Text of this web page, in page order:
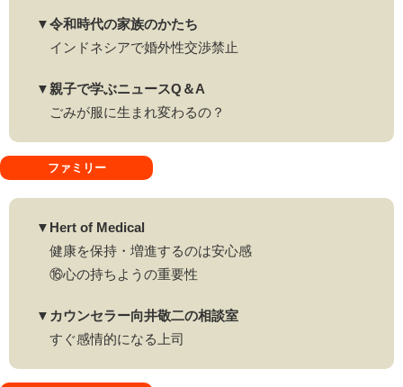
▼令和時代の家族のかたち
インドネシアで婚外性交渉禁止
▼親子で学ぶニュースQ＆A
ごみが服に生まれ変わるの？
ファミリー
▼Hert of Medical
健康を保持・増進するのは安心感
⑯心の持ちようの重要性
▼カウンセラー向井敬二の相談室
すぐ感情的になる上司